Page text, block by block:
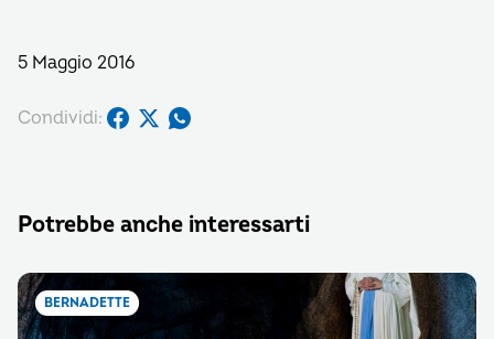
5 Maggio 2016
Condividi:
Potrebbe anche interessarti
BERNADETTE